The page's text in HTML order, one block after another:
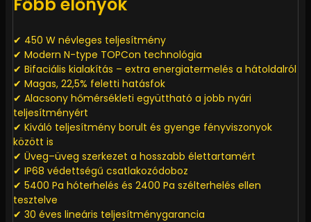
✔ 450 W névleges teljesítmény
✔ Modern N-type TOPCon technológia
✔ Bifaciális kialakítás – extra energiatermelés a hátoldalról
✔ Magas, 22,5% feletti hatásfok
✔ Alacsony hőmérsékleti együttható a jobb nyári
teljesítményért
✔ Kiváló teljesítmény borult és gyenge fényviszonyok
között is
✔ Üveg–üveg szerkezet a hosszabb élettartamért
✔ IP68 védettségű csatlakozódoboz
✔ 5400 Pa hóterhelés és 2400 Pa szélterhelés ellen
tesztelve
✔ 30 éves lineáris teljesítménygarancia